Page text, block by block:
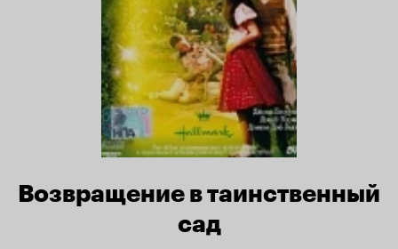
Возвращение в таинственный
сад